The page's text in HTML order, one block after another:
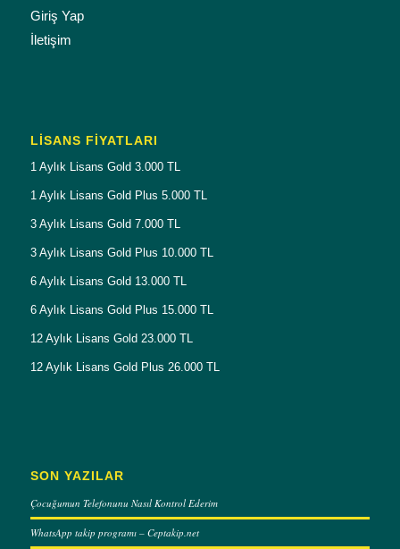
Giriş Yap
İletişim
LISANS FIYATLARI
1 Aylık Lisans Gold 3.000 TL
1 Aylık Lisans Gold Plus 5.000 TL
3 Aylık Lisans Gold 7.000 TL
3 Aylık Lisans Gold Plus 10.000 TL
6 Aylık Lisans Gold 13.000 TL
6 Aylık Lisans Gold Plus 15.000 TL
12 Aylık Lisans Gold 23.000 TL
12 Aylık Lisans Gold Plus 26.000 TL
SON YAZILAR
Çocuğumun Telefonunu Nasıl Kontrol Ederim
WhatsApp takip programı – Ceptakip.net